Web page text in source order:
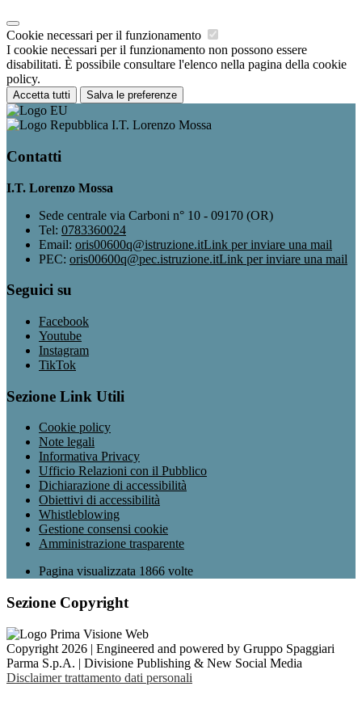
Cookie necessari per il funzionamento
I cookie necessari per il funzionamento non possono essere
disabilitati. È possibile consultare l'elenco nella pagina della cookie
policy.
Accetta tutti Salva le preferenze
I.T. Lorenzo Mossa
Contatti
I.T. Lorenzo Mossa
Sede centrale via Carboni n° 10 - 09170 (OR)
Tel: 0783360024
Email: oris00600q@istruzione.itLink per inviare una mail
PEC: oris00600q@pec.istruzione.itLink per inviare una mail
Seguici su
Facebook
Youtube
Instagram
TikTok
Sezione Link Utili
Cookie policy
Note legali
Informativa Privacy
Ufficio Relazioni con il Pubblico
Dichiarazione di accessibilità
Obiettivi di accessibilità
Whistleblowing
Gestione consensi cookie
Amministrazione trasparente
Pagina visualizzata 1866 volte
Sezione Copyright
Copyright 2026 | Engineered and powered by Gruppo Spaggiari
Parma S.p.A. | Divisione Publishing & New Social Media
Disclaimer trattamento dati personali